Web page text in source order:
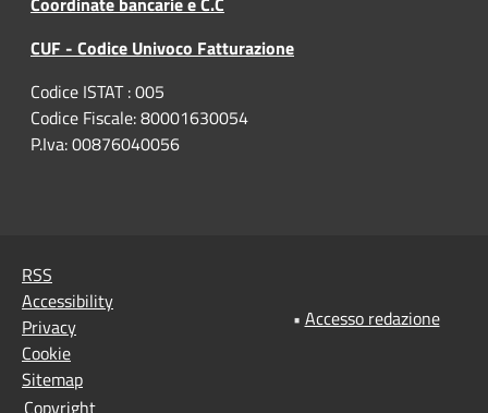
CUF - Codice Univoco Fatturazione
Codice ISTAT : 005
Codice Fiscale: 80001630054
P.Iva: 00876040056
RSS
Accessibility
Privacy
Cookie
Sitemap
Copyright
• Accesso redazione